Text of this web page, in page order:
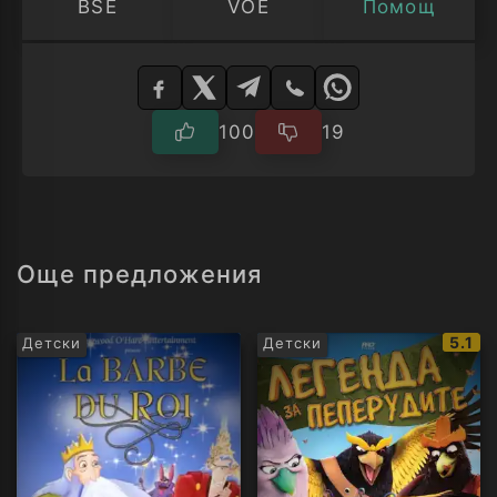
BSE VOE Помощ
Изберете
100 19
Още предложения
Детски Детски
IMDb
5.1